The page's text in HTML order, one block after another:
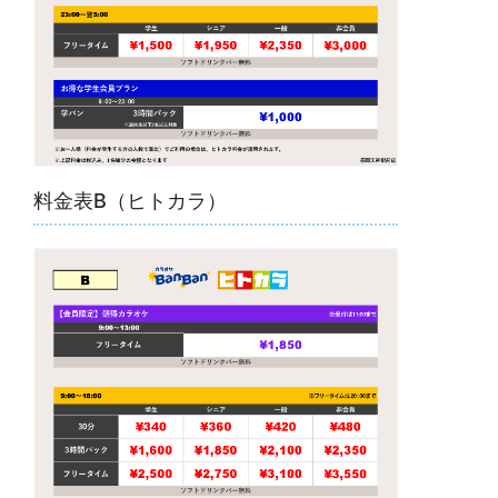
料金表B（ヒトカラ）